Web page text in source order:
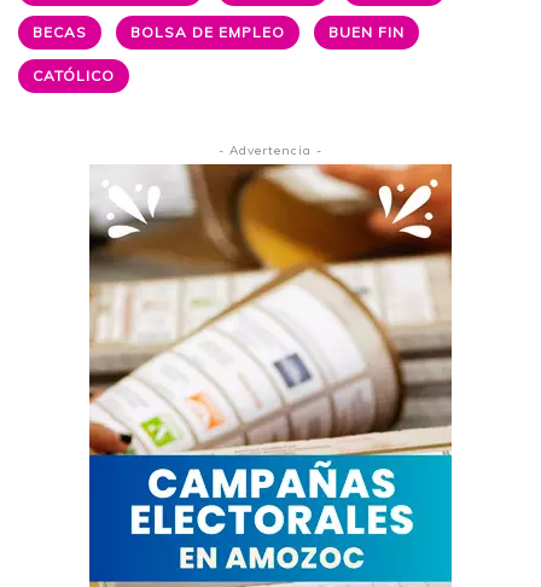
BECAS BOLSA DE EMPLEO BUEN FIN
CATÓLICO
- Advertencia -